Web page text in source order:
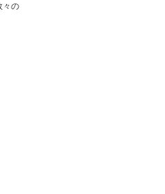
々の